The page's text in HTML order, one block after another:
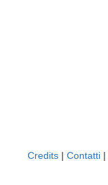
Credits | Contatti |